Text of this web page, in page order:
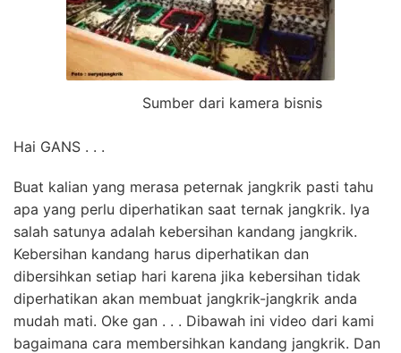
Sumber dari kamera bisnis
Hai GANS . . .
Buat kalian yang merasa peternak jangkrik pasti tahu
apa yang perlu diperhatikan saat ternak jangkrik. Iya
salah satunya adalah kebersihan kandang jangkrik.
Kebersihan kandang harus diperhatikan dan
dibersihkan setiap hari karena jika kebersihan tidak
diperhatikan akan membuat jangkrik-jangkrik anda
mudah mati. Oke gan . . . Dibawah ini video dari kami
bagaimana cara membersihkan kandang jangkrik. Dan